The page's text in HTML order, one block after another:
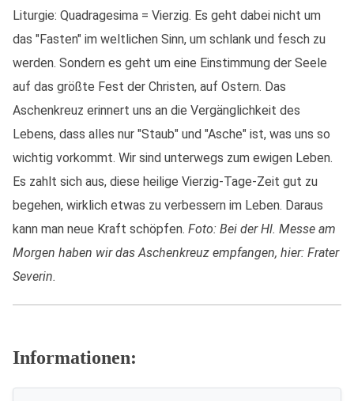
Liturgie: Quadragesima = Vierzig. Es geht dabei nicht um
das "Fasten" im weltlichen Sinn, um schlank und fesch zu
werden. Sondern es geht um eine Einstimmung der Seele
auf das größte Fest der Christen, auf Ostern. Das
Aschenkreuz erinnert uns an die Vergänglichkeit des
Lebens, dass alles nur "Staub" und "Asche" ist, was uns so
wichtig vorkommt. Wir sind unterwegs zum ewigen Leben.
Es zahlt sich aus, diese heilige Vierzig-Tage-Zeit gut zu
begehen, wirklich etwas zu verbessern im Leben. Daraus
kann man neue Kraft schöpfen. Foto: Bei der Hl. Messe am
Morgen haben wir das Aschenkreuz empfangen, hier: Frater
Severin.
Informationen: